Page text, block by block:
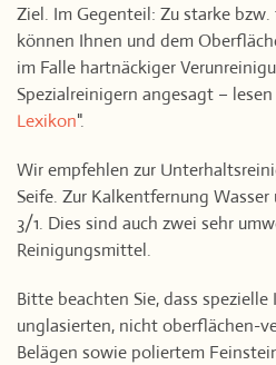
Ziel. Im Gegenteil: Zu starke
können Ihnen und dem
im Falle hartnäckiger
Spezialreinigern angesagt – lesen
Lexikon".
Wir empfehlen zur
Seife. Zur Kalkentfernung
3/1. Dies sind auch zwei sehr
Reinigungsmittel.
Bitte beachten Sie, dass
unglasierten, nicht oberflächen-
Belägen sowie poliertem